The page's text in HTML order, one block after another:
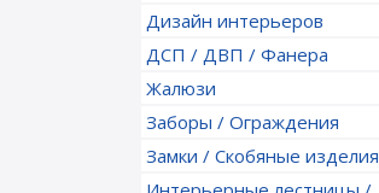
Дизайн интерьеров
ДСП / ДВП / Фанера
Жалюзи
Заборы / Ограждения
Замки / Скобяные изделия